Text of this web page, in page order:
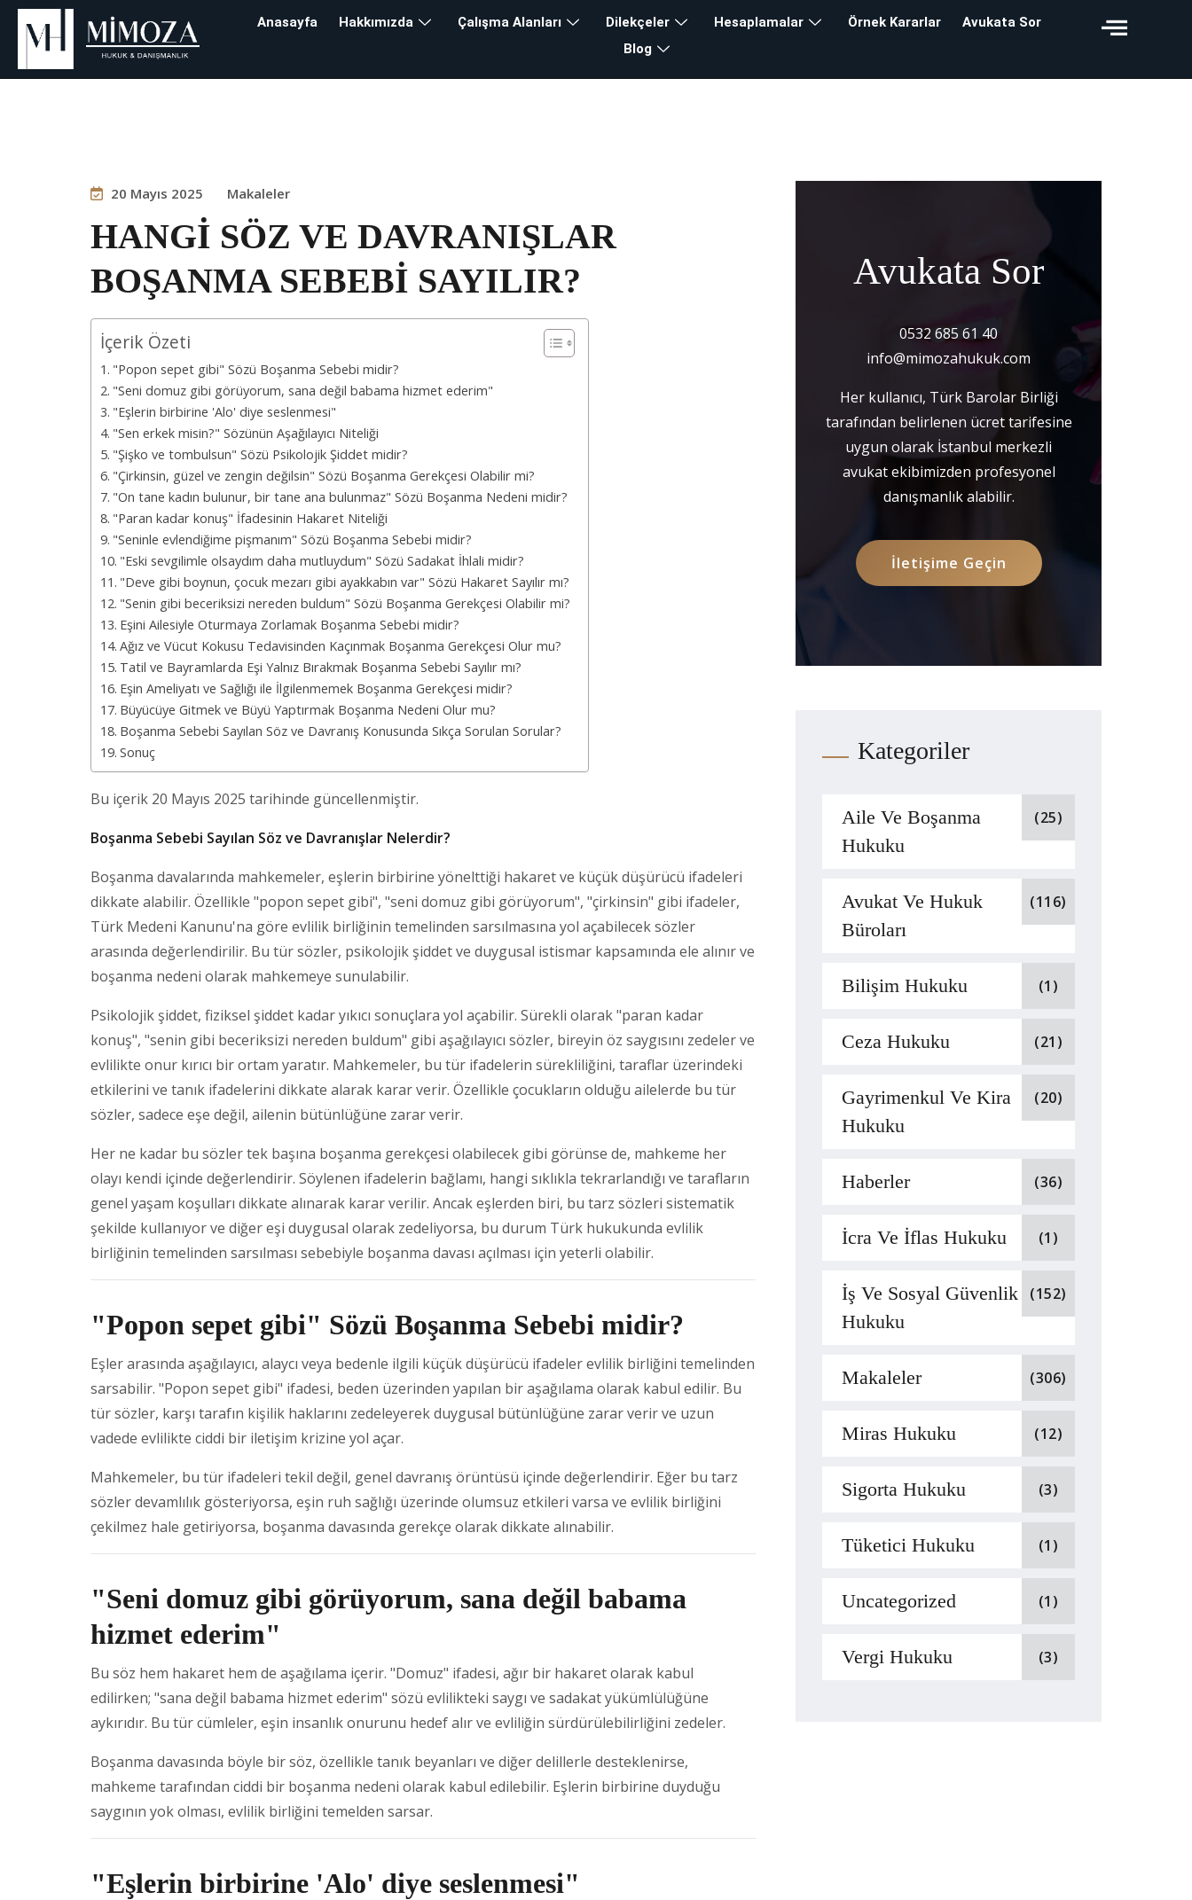
Anasayfa Hakkımızda Çalışma Alanları Dilekçeler Hesaplamalar Örnek Kararlar
Avukata Sor
Blog
20 Mayıs 2025 Makaleler
HANGİ SÖZ VE DAVRANIŞLAR
BOŞANMA SEBEBİ SAYILIR?
İçerik Özeti
"Popon sepet gibi" Sözü Boşanma Sebebi midir?
"Seni domuz gibi görüyorum, sana değil babama hizmet ederim"
"Eşlerin birbirine 'Alo' diye seslenmesi"
"Sen erkek misin?" Sözünün Aşağılayıcı Niteliği
"Şişko ve tombulsun" Sözü Psikolojik Şiddet midir?
"Çirkinsin, güzel ve zengin değilsin" Sözü Boşanma Gerekçesi Olabilir mi?
"On tane kadın bulunur, bir tane ana bulunmaz" Sözü Boşanma Nedeni midir?
"Paran kadar konuş" İfadesinin Hakaret Niteliği
"Seninle evlendiğime pişmanım" Sözü Boşanma Sebebi midir?
"Eski sevgilimle olsaydım daha mutluydum" Sözü Sadakat İhlali midir?
"Deve gibi boynun, çocuk mezarı gibi ayakkabın var" Sözü Hakaret Sayılır mı?
"Senin gibi beceriksizi nereden buldum" Sözü Boşanma Gerekçesi Olabilir mi?
Eşini Ailesiyle Oturmaya Zorlamak Boşanma Sebebi midir?
Ağız ve Vücut Kokusu Tedavisinden Kaçınmak Boşanma Gerekçesi Olur mu?
Tatil ve Bayramlarda Eşi Yalnız Bırakmak Boşanma Sebebi Sayılır mı?
Eşin Ameliyatı ve Sağlığı ile İlgilenmemek Boşanma Gerekçesi midir?
Büyücüye Gitmek ve Büyü Yaptırmak Boşanma Nedeni Olur mu?
Boşanma Sebebi Sayılan Söz ve Davranış Konusunda Sıkça Sorulan Sorular?
Sonuç
Bu içerik 20 Mayıs 2025 tarihinde güncellenmiştir.
Boşanma Sebebi Sayılan Söz ve Davranışlar Nelerdir?
Boşanma davalarında mahkemeler, eşlerin birbirine yönelttiği hakaret ve küçük düşürücü ifadeleri
dikkate alabilir. Özellikle "popon sepet gibi", "seni domuz gibi görüyorum", "çirkinsin" gibi ifadeler,
Türk Medeni Kanunu'na göre evlilik birliğinin temelinden sarsılmasına yol açabilecek sözler
arasında değerlendirilir. Bu tür sözler, psikolojik şiddet ve duygusal istismar kapsamında ele alınır ve
boşanma nedeni olarak mahkemeye sunulabilir.
Psikolojik şiddet, fiziksel şiddet kadar yıkıcı sonuçlara yol açabilir. Sürekli olarak "paran kadar
konuş", "senin gibi beceriksizi nereden buldum" gibi aşağılayıcı sözler, bireyin öz saygısını zedeler ve
evlilikte onur kırıcı bir ortam yaratır. Mahkemeler, bu tür ifadelerin sürekliliğini, taraflar üzerindeki
etkilerini ve tanık ifadelerini dikkate alarak karar verir. Özellikle çocukların olduğu ailelerde bu tür
sözler, sadece eşe değil, ailenin bütünlüğüne zarar verir.
Her ne kadar bu sözler tek başına boşanma gerekçesi olabilecek gibi görünse de, mahkeme her
olayı kendi içinde değerlendirir. Söylenen ifadelerin bağlamı, hangi sıklıkla tekrarlandığı ve tarafların
genel yaşam koşulları dikkate alınarak karar verilir. Ancak eşlerden biri, bu tarz sözleri sistematik
şekilde kullanıyor ve diğer eşi duygusal olarak zedeliyorsa, bu durum Türk hukukunda evlilik
birliğinin temelinden sarsılması sebebiyle boşanma davası açılması için yeterli olabilir.
"Popon sepet gibi" Sözü Boşanma Sebebi midir?
Eşler arasında aşağılayıcı, alaycı veya bedenle ilgili küçük düşürücü ifadeler evlilik birliğini temelinden
sarsabilir. "Popon sepet gibi" ifadesi, beden üzerinden yapılan bir aşağılama olarak kabul edilir. Bu
tür sözler, karşı tarafın kişilik haklarını zedeleyerek duygusal bütünlüğüne zarar verir ve uzun
vadede evlilikte ciddi bir iletişim krizine yol açar.
Mahkemeler, bu tür ifadeleri tekil değil, genel davranış örüntüsü içinde değerlendirir. Eğer bu tarz
sözler devamlılık gösteriyorsa, eşin ruh sağlığı üzerinde olumsuz etkileri varsa ve evlilik birliğini
çekilmez hale getiriyorsa, boşanma davasında gerekçe olarak dikkate alınabilir.
"Seni domuz gibi görüyorum, sana değil babama
hizmet ederim"
Bu söz hem hakaret hem de aşağılama içerir. "Domuz" ifadesi, ağır bir hakaret olarak kabul
edilirken; "sana değil babama hizmet ederim" sözü evlilikteki saygı ve sadakat yükümlülüğüne
aykırıdır. Bu tür cümleler, eşin insanlık onurunu hedef alır ve evliliğin sürdürülebilirliğini zedeler.
Boşanma davasında böyle bir söz, özellikle tanık beyanları ve diğer delillerle desteklenirse,
mahkeme tarafından ciddi bir boşanma nedeni olarak kabul edilebilir. Eşlerin birbirine duyduğu
saygının yok olması, evlilik birliğini temelden sarsar.
"Eşlerin birbirine 'Alo' diye seslenmesi"
Avukata Sor
0532 685 61 40
info@mimozahukuk.com
Her kullanıcı, Türk Barolar Birliği
tarafından belirlenen ücret tarifesine
uygun olarak İstanbul merkezli
avukat ekibimizden profesyonel
danışmanlık alabilir.
İletişime Geçin
Kategoriler
Aile Ve Boşanma
Hukuku
(25)
Avukat Ve Hukuk
Büroları
(116)
Bilişim Hukuku (1)
Ceza Hukuku (21)
Gayrimenkul Ve Kira
Hukuku
(20)
Haberler (36)
İcra Ve İflas Hukuku (1)
İş Ve Sosyal Güvenlik
Hukuku
(152)
Makaleler (306)
Miras Hukuku (12)
Sigorta Hukuku (3)
Tüketici Hukuku (1)
Uncategorized (1)
Vergi Hukuku (3)